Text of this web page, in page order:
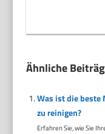
Ähnliche
Was ist die beste
zu reinigen?
Erfahren Sie, wie Sie